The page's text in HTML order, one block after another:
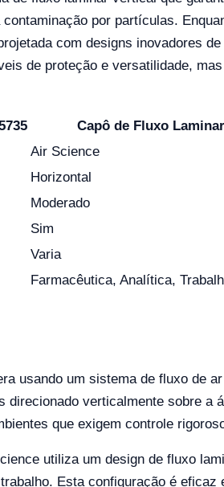
por partículas.
com designs inovadores
de proteção e versatilidade,
Capô de Fluxo
Air Science
Horizontal
Moderado
Sim
Varia
Farmacêutica, Analítica,
usando um sistema de fluxo de
verticalmente sobre a
que exigem controle
utiliza um design de fluxo
Esta configuração é